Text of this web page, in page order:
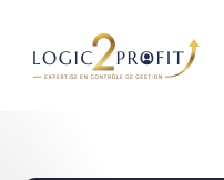
contenu